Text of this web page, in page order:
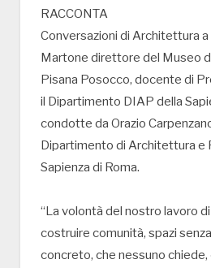
RACCONTA
Conversazioni di Architettura a
Martone direttore del Museo
Pisana Posocco, docente di
il Dipartimento DIAP della
condotte da Orazio
Dipartimento di Architettura e
Sapienza di Roma.
“La volontà del nostro lavoro
costruire comunità, spazi
concreto, che nessuno chiede,